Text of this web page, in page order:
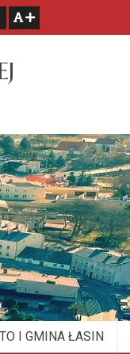
I GMINA ŁASIN